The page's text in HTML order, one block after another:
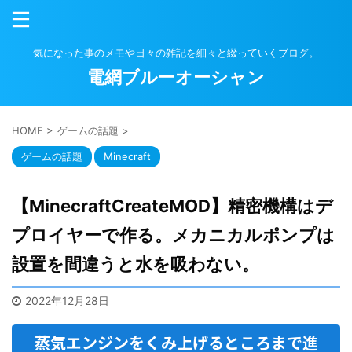
気になった事のメモや日々の雑記を細々と綴っていくブログ。
電網ブルーオーシャン
HOME > ゲームの話題 >
ゲームの話題 Minecraft
【MinecraftCreateMOD】精密機構はデ
プロイヤーで作る。メカニカルポンプは
設置を間違うと水を吸わない。
2022年12月28日
蒸気エンジンをくみ上げるところまで進